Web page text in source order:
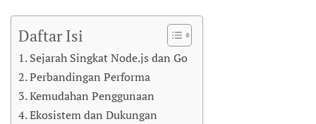
Daftar Isi
Sejarah Singkat Node.js dan Go
Perbandingan Performa
Kemudahan Penggunaan
Ekosistem dan Dukungan